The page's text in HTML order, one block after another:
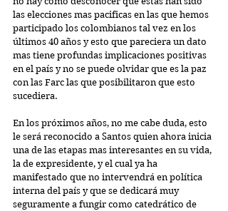
las elecciones mas pacificas en las que hemos
participado los colombianos tal vez en los
últimos 40 años y esto que pareciera un dato
mas tiene profundas implicaciones positivas
en el país y no se puede olvidar que es la paz
con las Farc las que posibilitaron que esto
sucediera.
En los próximos años, no me cabe duda, esto
le será reconocido a Santos quien ahora inicia
una de las etapas mas interesantes en su vida,
la de expresidente, y el cual ya ha
manifestado que no intervendrá en política
interna del país y que se dedicará muy
seguramente a fungir como catedrático de